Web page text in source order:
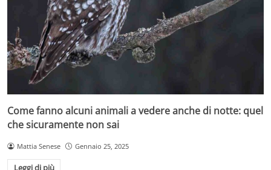
Come fanno alcuni animali a vedere anche di notte: quel
che sicuramente non sai
Mattia Senese Gennaio 25, 2025